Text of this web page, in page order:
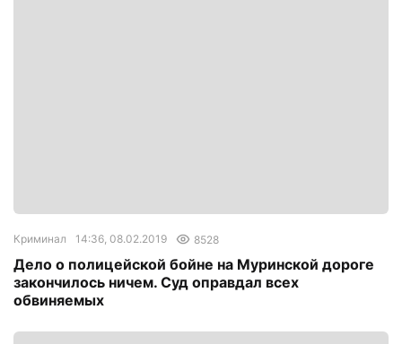
Криминал 14:36, 08.02.2019 8528
Дело о полицейской бойне на Муринской дороге
закончилось ничем. Суд оправдал всех
обвиняемых